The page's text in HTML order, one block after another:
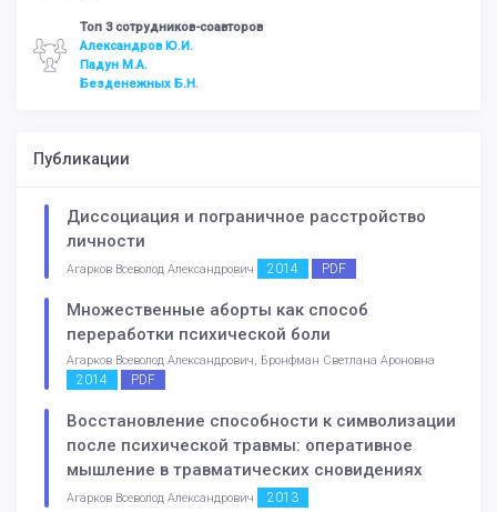
Топ 3 сотрудников-соавторов
Александров Ю.И.
Падун М.А.
Безденежных Б.Н.
Публикации
Диссоциация и пограничное расстройство
личности
Агарков Всеволод Александрович 2014 PDF
Множественные аборты как способ
переработки психической боли
Агарков Всеволод Александрович, Бронфман Светлана Ароновна
2014 PDF
Восстановление способности к символизации
после психической травмы: оперативное
мышление в травматических сновидениях
Агарков Всеволод Александрович 2013